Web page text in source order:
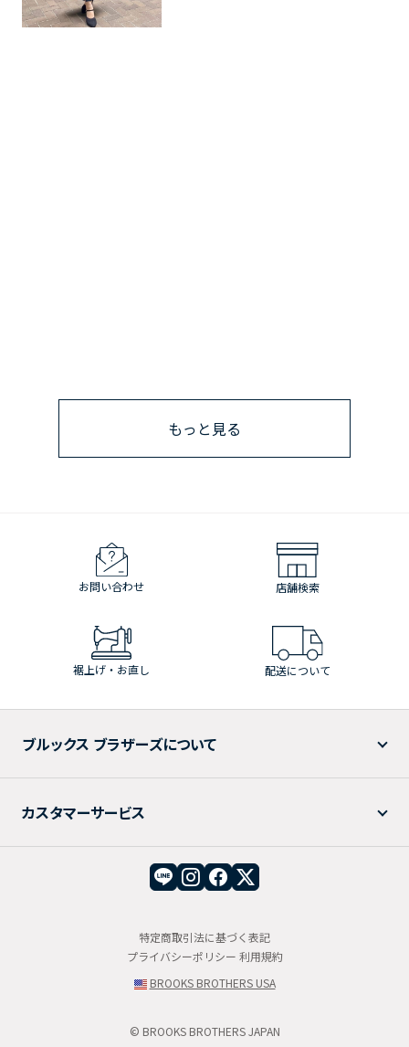
もっと見る
お問い合わせ 店舗検索
裾上げ・お直し 配送について
ブルックス ブラザーズについて
カスタマーサービス
特定商取引法に基づく表記
プライバシーポリシー 利用規約
BROOKS BROTHERS USA
© BROOKS BROTHERS JAPAN